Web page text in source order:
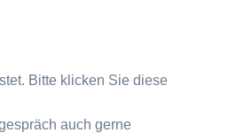
Bitte klicken Sie diese
auch gerne